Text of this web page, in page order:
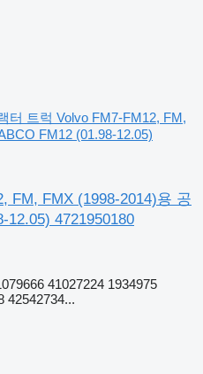
터 트럭 Volvo FM7-FM12, FM,
FM12 (01.98-12.05)
FM, FMX (1998-2014)용 공
12.05) 4721950180
41027224 1934975
42542734...